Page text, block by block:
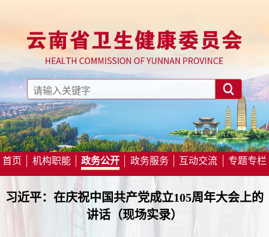
首页 机构职能 政务公开 政务服务 互动交流 专题专栏
习近平：在庆祝中国共产党成立105周年大会上的
讲话（现场实录）